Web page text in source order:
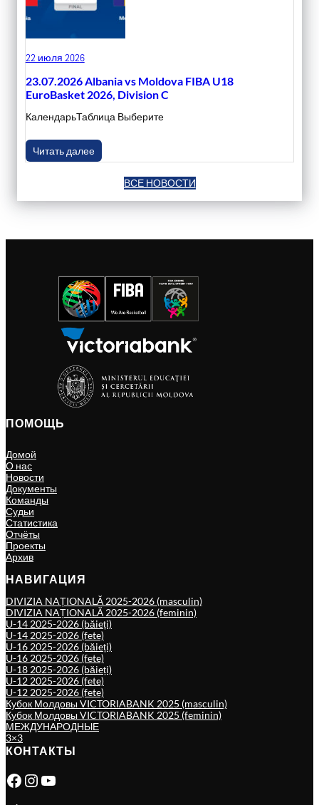
22 июля 2026
23.07.2026 Albania vs Moldova FIBA U18
EuroBasket 2026, Division C
КалендарьТаблица Выберите
Читать далее
ВСЕ НОВОСТИ
ПОМОЩЬ
Домой
О нас
Новости
Документы
Команды
Судьи
Статистика
Отчёты
Проекты
Архив
НАВИГАЦИЯ
DIVIZIA NAȚIONALĂ 2025-2026 (masculin)
DIVIZIA NAȚIONALĂ 2025-2026 (feminin)
U-14 2025-2026 (băieți)
U-14 2025-2026 (fete)
U-16 2025-2026 (băieți)
U-16 2025-2026 (fete)
U-18 2025-2026 (băieți)
U-12 2025-2026 (fete)
U-12 2025-2026 (fete)
Кубок Молдовы VICTORIABANK 2025 (masculin)
Кубок Молдовы VICTORIABANK 2025 (feminin)
МЕЖДУНАРОДНЫЕ
3×3
КОНТАКТЫ
Facebook Instagram YouTube